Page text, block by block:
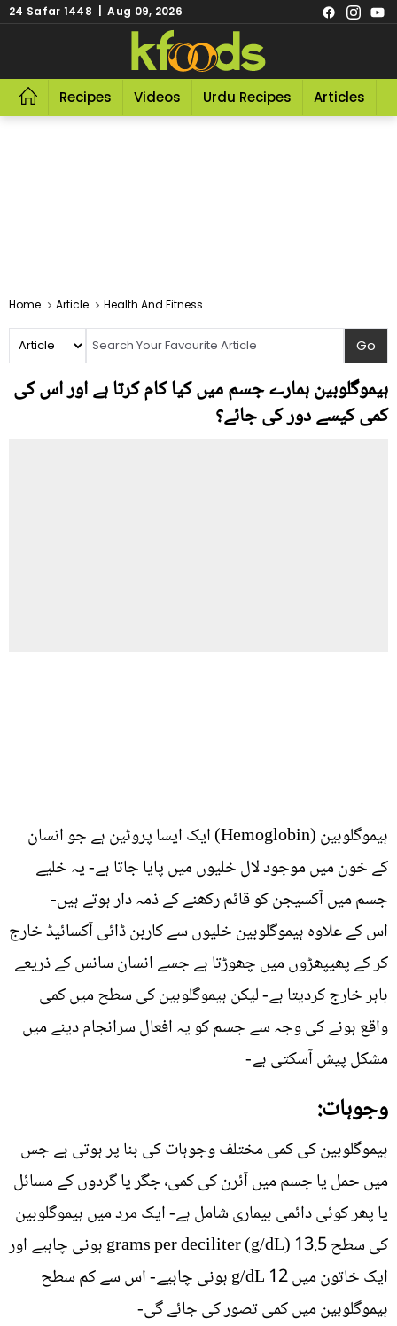
24 Safar 1448 | Aug 09, 2026
Recipes Videos Urdu Recipes Articles
Home Article Health And Fitness
ہیموگلوبین ہمارے جسم میں کیا کام کرتا ہے اور اس کی
کمی کیسے دور کی جائے؟
ہیموگلوبین (Hemoglobin) ایک ایسا پروٹین ہے جو انسان
کے خون میں موجود لال خلیوں میں پایا جاتا ہے- یہ خلیے
جسم میں آکسیجن کو قائم رکھنے کے ذمہ دار ہوتے ہیں-
اس کے علاوہ ہیموگلوبین خلیوں سے کاربن ڈائی آکسائیڈ خارج
کر کے پھیپھڑوں میں چھوڑتا ہے جسے انسان سانس کے ذریعے
باہر خارج کردیتا ہے- لیکن ہیموگلوبین کی سطح میں کمی
واقع ہونے کی وجہ سے جسم کو یہ افعال سرانجام دینے میں
مشکل پیش آسکتی ہے-
وجوہات:
ہیموگلوبین کی کمی مختلف وجوہات کی بنا پر ہوتی ہے جس
میں حمل یا جسم میں آئرن کی کمی٬ جگر یا گردوں کے مسائل
یا پھر کوئی دائمی بیماری شامل ہے- ایک مرد میں ہیموگلوبین
کی سطح 13.5 grams per deciliter (g/dL) ہونی چاہیے اور
ایک خاتون میں 12 g/dL ہونی چاہیے- اس سے کم سطح
ہیموگلوبین میں کمی تصور کی جائے گی-